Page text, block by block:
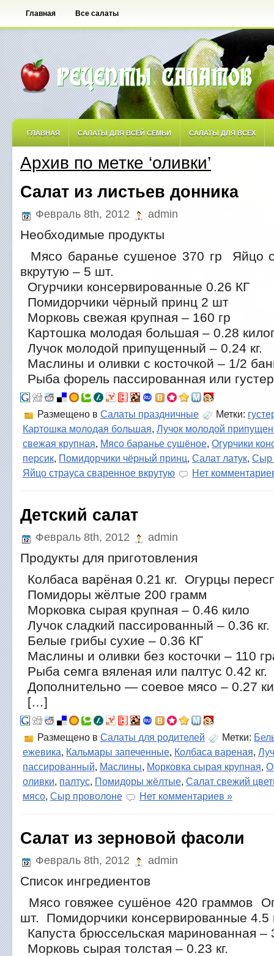
Главная Все салаты
ГЛАВНАЯ САЛАТЫ ДЛЯ ВСЕЙ СЕМЬИ САЛАТЫ ДЛЯ ВСЕХ
САЛАТЫ ОСТРЫЕ САЛАТЫ ПО АВТОРСКИМ РЕЦЕПТАМ
САЛАТЫ С ФРУКТАМИ
Архив по метке ‘оливки’
Салат из листьев донника
Февраль 8th, 2012 admin
Необходимые продукты
Мясо баранье сушеное 370 гр Яйцо
вкрутую – 5 шт.
Огурчики консервированные 0.26 КГ
Помидорчики чёрный принц 2 шт
Морковь свежая крупная – 160 гр
Картошка молодая большая – 0.28
Лучок молодой припущенный – 0.24 кг.
Маслины и оливки с косточкой – 1/2
Рыба форель пассированная или
Размещено в Салаты праздничные Метки:
Картошка молодая большая, Лучок молодой
свежая крупная, Мясо баранье сушёное, Огурчики
персик, Помидорчики чёрный принц, Салат латук, Сыр
Яйцо страуса сваренное вкрутую
Нет
Детский салат
Февраль 8th, 2012 admin
Продукты для приготовления
Колбаса варёная 0.21 кг. Огурцы
Помидоры жёлтые 200 грамм
Морковка сырая крупная – 0.46 кило
Лучок сладкий пассированный – 0.36 кг.
Белые грибы сухие – 0.36 КГ
Маслины и оливки без косточки – 110
Рыба семга вяленая или палтус 0.42 кг.
Дополнительно — соевое мясо – 0.27
[…]
Размещено в Салаты для родителей Метки:
ежевика, Кальмары запеченные, Колбаса вареная,
пассированный, Маслины, Морковка сырая крупная,
оливки, палтус, Помидоры жёлтые, Салат свежий
мясо, Сыр проволоне Нет комментариев »
Салат из зерновой фасоли
Февраль 8th, 2012 admin
Список ингредиентов
Мясо говяжее сушёное 420 граммов
шт. Помидорчики консервированные 4.5
Капуста брюссельская маринованная –
Морковь сырая толстая – 0.23 кг.